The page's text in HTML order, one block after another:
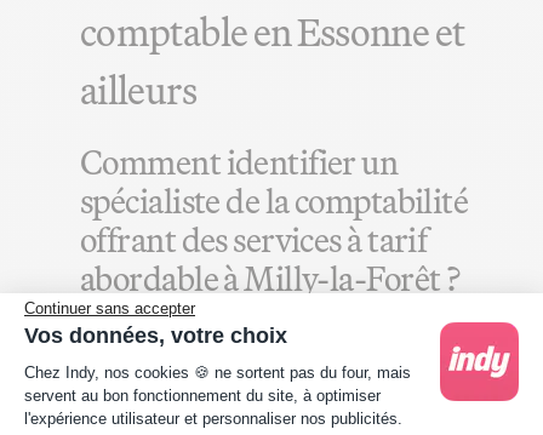
Continuer sans accepter
Vos données, votre choix
Plateforme de Gestion du Consentement :
Chez Indy, nos cookies 🍪 ne sortent pas du four, mais
servent au bon fonctionnement du site, à optimiser
l'expérience utilisateur et personnaliser nos publicités.
comptable en Essonne et
ailleurs
Comment identifier un
spécialiste de la comptabilité
offrant des services à tarif
abordable à Milly-la-Forêt ?
Afin de recevoir un devis comptable à Milly-la-
Forêt qui reflète la moyenne du marché, il suffit
d'examiner les tarifs de plusieurs cabinets. Il faut
également trouver l'option qui vous offre le